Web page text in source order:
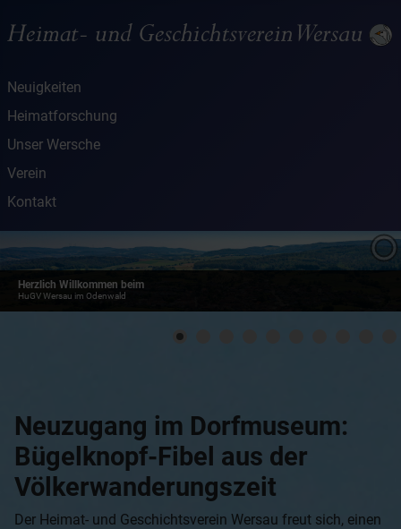
Neuigkeiten
Heimatforschung
Unser Wersche
Verein
Kontakt
Neuzugang im Dorfmuseum:
Bügelknopf-Fibel aus der
Völkerwanderungszeit
Der Heimat- und Geschichtsverein Wersau freut sich, einen